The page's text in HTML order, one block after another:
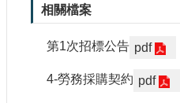
相關檔案
第1次招標公告 pdf
4-勞務採購契約 pdf